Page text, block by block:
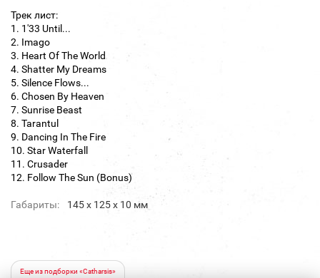
Трек лист:
1. 1'33 Until...
2. Imago
3. Heart Of The World
4. Shatter My Dreams
5. Silence Flows...
6. Chosen By Heaven
7. Sunrise Beast
8. Tarantul
9. Dancing In The Fire
10. Star Waterfall
11. Crusader
12. Follow The Sun (Bonus)
Габариты: 145 х 125 х 10 мм
Еще из подборки «Catharsis»